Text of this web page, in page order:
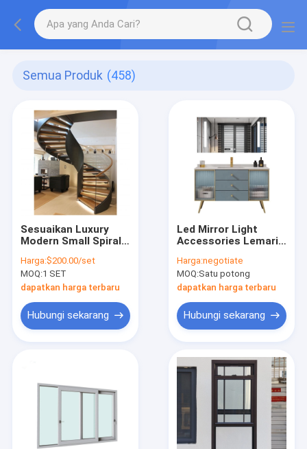
Semua Produk (458)
Sesuaikan Luxury
Modern Small Spiral
Indoor
Harga:$200.00/set
MOQ:1 SET
dapatkan harga terbaru
Hubungi sekarang
Led Mirror Light
Accessories Lemari
Perabot Kustom
Harga:negotiate
MOQ:Satu potong
dapatkan harga terbaru
Hubungi sekarang